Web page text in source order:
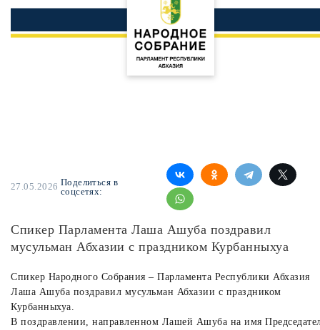
27.05.2026 Поделиться в
соцсетях:
Спикер Парламента Лаша Ашуба поздравил
мусульман Абхазии с праздником Курбанныхуа
Спикер Народного Собрания – Парламента Республики Абхазия
Лаша Ашуба поздравил мусульман Абхазии с праздником
Курбанныхуа.
В поздравлении, направленном Лашей Ашуба на имя